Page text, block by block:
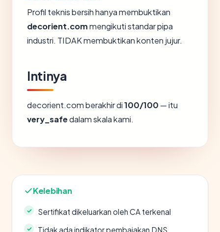
Profil teknis bersih hanya membuktikan
decorient.commengikuti standar pipa
industri. TIDAK membuktikan konten jujur.
Intinya
decorient.com berakhir di100/100 — itu
very_safedalam skala kami.
Kelebihan
Sertifikat dikeluarkan oleh CA terkenal
Tidak ada indikator pembajakan DNS